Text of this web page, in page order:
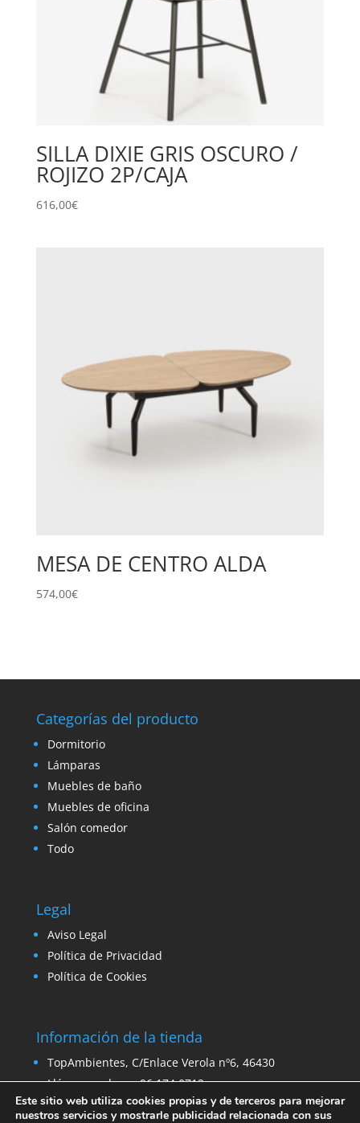
SILLA DIXIE GRIS OSCURO /
ROJIZO 2P/CAJA
616,00€
MESA DE CENTRO ALDA
574,00€
Categorías del producto
Dormitorio
Lámparas
Muebles de baño
Muebles de oficina
Salón comedor
Todo
Legal
Aviso Legal
Política de Privacidad
Política de Cookies
Información de la tienda
TopAmbientes, C/Enlace Verola nº6, 46430
Llámanos ahora: 96 174 0712
Email:ventas@venta-stock.com
Este sitio web utiliza cookies propias y de terceros para mejorar
nuestros servicios y mostrarle publicidad relacionada con sus